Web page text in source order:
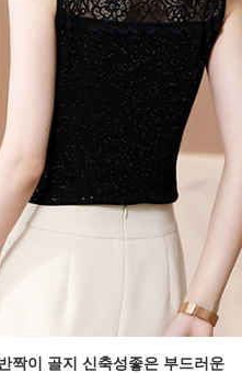
짝이 골지 신축성좋은 부드러운